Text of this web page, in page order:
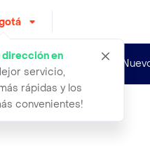
dirección en
servicio,
rápidas y los
convenientes!
y cancion de la